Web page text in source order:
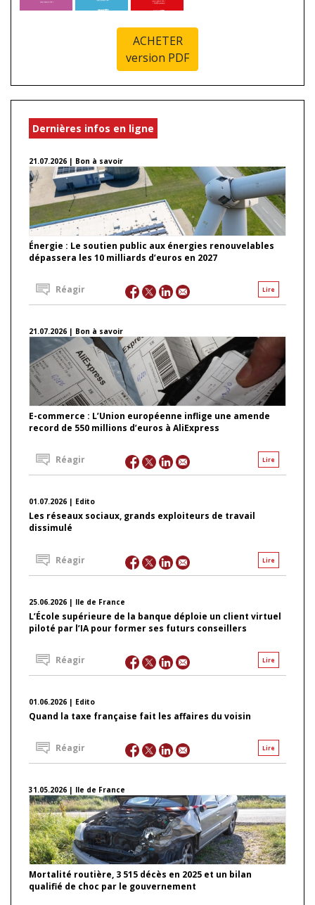
ACHETER
version PDF
Dernières infos en ligne
21.07.2026 | Bon à savoir
Énergie : Le soutien public aux énergies renouvelables
dépassera les 10 milliards d’euros en 2027
Lire
Réagir
21.07.2026 | Bon à savoir
E-commerce : L’Union européenne inflige une amende
record de 550 millions d’euros à AliExpress
Lire
Réagir
01.07.2026 | Edito
Les réseaux sociaux, grands exploiteurs de travail
dissimulé
Lire
Réagir
25.06.2026 | Ile de France
L’École supérieure de la banque déploie un client virtuel
piloté par l’IA pour former ses futurs conseillers
Lire
Réagir
01.06.2026 | Edito
Quand la taxe française fait les affaires du voisin
Lire
Réagir
31.05.2026 | Ile de France
Mortalité routière, 3 515 décès en 2025 et un bilan
qualifié de choc par le gouvernement